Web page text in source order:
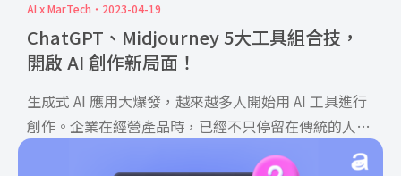
AI x MarTech 2023-04-19
ChatGPT、Midjourney 5大工具組合技，
開啟 AI 創作新局面！
生成式 AI 應用大爆發，越來越多人開始用 AI 工具進行
創作。企業在經營產品時，已經不只停留在傳統的人工